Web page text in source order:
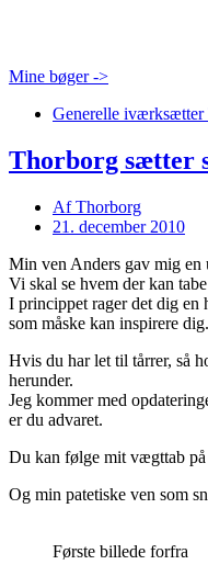
Mine bøger ->
Generelle iværksætter
Thorborg sætter
AfThorborg
21. december 2010
Min ven Anders gav mig en
Vi skal se hvem der kan
I princippet rager det dig en
som måske kan inspirere dig.
Hvis du har let til tårrer, så
herunder.
Jeg kommer med
er du advaret.
Du kan følge mit vægttab
Og min patetiske ven som
Første billede forfra